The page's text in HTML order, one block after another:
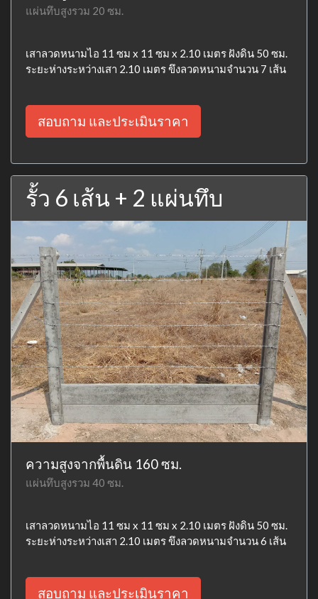
แผ่นทึบสูงรวม 20 ซม.
เสาลวดหนามไอ 11 ซม x 11 ซม x 2.10 เมตร ฝังดิน 50 ซม.
ระยะห่างระหว่างเสา 2.10 เมตร ขึงลวดหนามจำนวน 7 เส้น
สอบถาม และประเมินราคา
รั้ว 6 เส้น + 2 แผ่นทึบ
ความสูงจากพื้นดิน 160 ซม.
แผ่นทึบสูงรวม 40 ซม.
เสาลวดหนามไอ 11 ซม x 11 ซม x 2.10 เมตร ฝังดิน 50 ซม.
ระยะห่างระหว่างเสา 2.10 เมตร ขึงลวดหนามจำนวน 6 เส้น
สอบถาม และประเมินราคา